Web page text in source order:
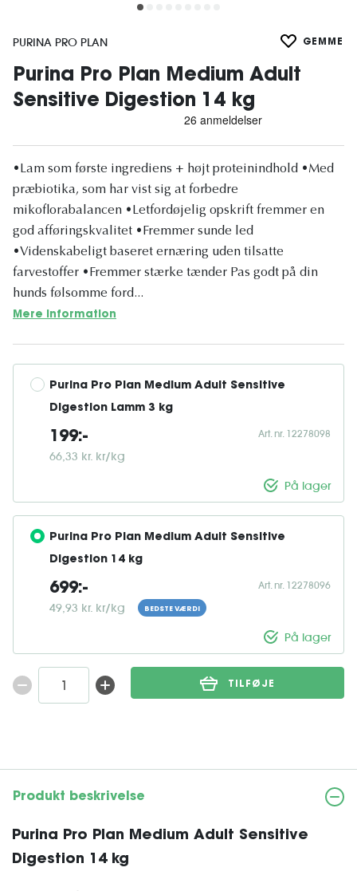
PURINA PRO PLAN GEMME
Purina Pro Plan Medium Adult
Sensitive Digestion 14 kg
•Lam som første ingrediens + højt proteinindhold •Med
præbiotika, som har vist sig at forbedre
mikoflorabalancen •Letfordøjelig opskrift fremmer en
god afføringskvalitet •Fremmer sunde led
•Videnskabeligt baseret ernæring uden tilsatte
farvestoffer •Fremmer stærke tænder Pas godt på din
hunds følsomme ford...
Mere information
Purina Pro Plan Medium Adult Sensitive
Digestion Lamm 3 kg
199:-
66,33 kr. kr/kg
Art. nr. 12278098
På lager
Purina Pro Plan Medium Adult Sensitive
Digestion 14 kg
699:-
49,93 kr. kr/kg BEDSTE VÆRDI
Art. nr. 12278096
På lager
TILFØJE
Produkt beskrivelse
Purina Pro Plan Medium Adult Sensitive
Digestion 14 kg